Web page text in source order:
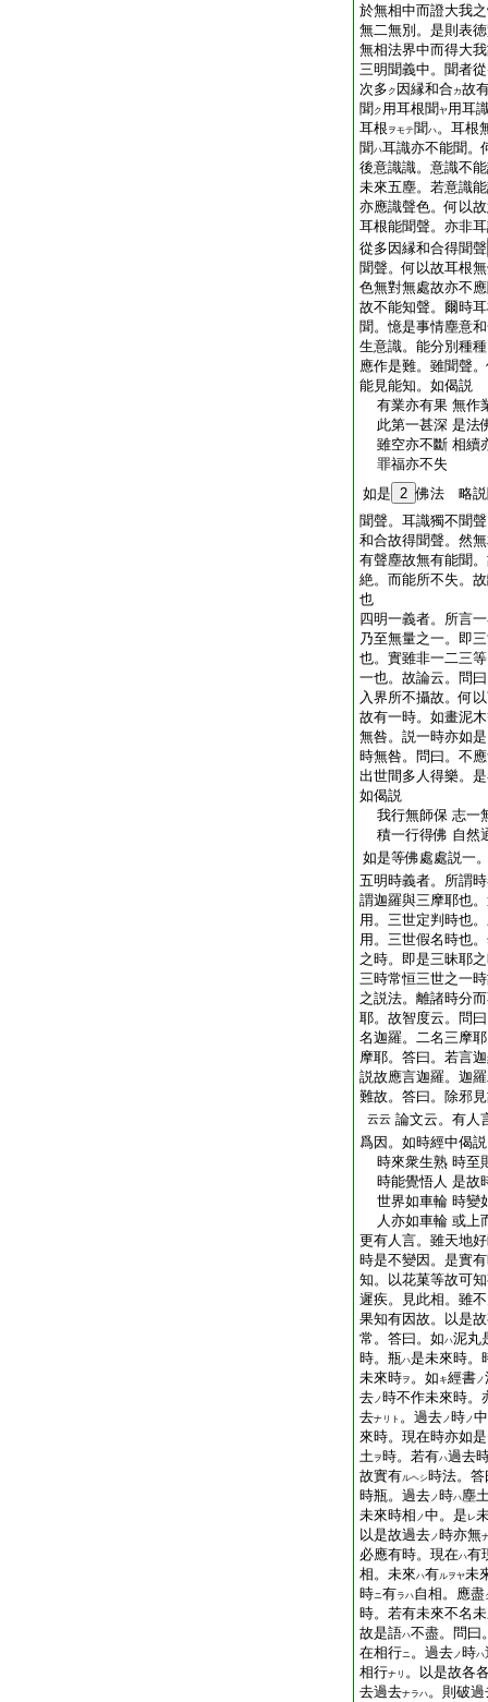
於無相中而證大我
無二無別。是則表
無相法界中而得大
三明聞義中。聞者從
次多 ク 因縁和合カ故
聞 ク 用耳根聞ヤ用耳
耳根 ヲモテ聞ハ。耳根
聞ハ耳識亦不能聞。
後意識識。意識不
未來五塵。若意識
亦應識聲色。何以
耳根能聞聲。亦非
從多因縁和合得聞聲
聞聲。何以故耳根
色無對無處故亦不
故不能知聲。爾時
聞。憶是事情塵意
生意識。能分別種
應作是難。雖聞聲
能見能知。如偈説
有業亦有果 無作
此第一甚深 是法
雖空亦不斷 相續
罪福亦不失
如是 2 佛法 略説
聞聲。耳識獨不聞
和合故得聞聲。然
有聲塵故無有能聞
絶。而能所不失。
也
四明一義者。所言
乃至無量之一。即
也。實雖非一二三
一也。故論云。問
入界所不攝故。何
故有一時。如畫泥
無咎。説一時亦如
時無咎。問曰。不
出世間多人得樂。
如偈説
我行無師保 志一
積一行得佛 自然
如是等佛處處説一
五明時義者。所謂
謂迦羅與三摩耶也
用。三世定判時也
用。三世假名時也
之時。即是三昧耶
三時常恒三世之一
之説法。離諸時分
耶。故智度云。問
名迦羅。二名三摩
摩耶。答曰。若言
説故應言迦羅。迦
難故。答曰。除邪
云云 論文云。有人
爲因。如時經中偈説
時來衆生熟 時至
時能覺悟人 是故
世界如車輪 時變
人亦如車輪 或上
更有人言。雖天地
時是不變因。是實
知。以花菓等故可
遲疾。見此相。雖
果知有因故。以是
常。答曰。如ハ泥丸
時。瓶ハ是未來時。
未來時ヲ 。如キ經書ノ
去ノ時不作未來時。
去ナリト 。過去ノ時ノ中
來時。現在時亦如
土ヲ時。若有ハ過去
故實有ルヘシ時法。
時瓶。過去ノ時ハ塵
未來時相 ノ中。是 レ
以是故過去ノ時亦無
必應有時。現在ハ有
相。未來ハ有ルヲヤ未
時ニ有ラハ自相。應盡
時。若有未來不名
故是語ハ不盡。問曰
在相行ニ。過去ノ時ハ
相行ナリ 。以是故各
去過去ナラハ。則破過